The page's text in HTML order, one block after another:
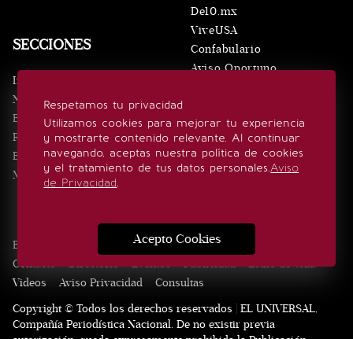
Respetamos tu privacidad
Utilizamos cookies para mejorar tu experiencia
y mostrarte contenido relevante. Al continuar
navegando, aceptas nuestra política de cookies
y el tratamiento de tus datos personales.Aviso
de Privacidad.
Acepto Cookies
SECCIONES
Inicio
Noticias
Eventos
Realeza
Estilo de vida
Minuto x Minuto
De10.mx
ViveUSA
Confabulario
Aviso Oportuno
SÍGUENOS
Edición Impresa Noticias Quiénes somos
Contacto
Directorio Eventos Publicidad
Estilo de vida
Videos
Aviso Privacidad
Consultas
Copyright © Todos los derechos reservados | EL UNIVERSAL,
Compañía Periodística Nacional. De no existir previa